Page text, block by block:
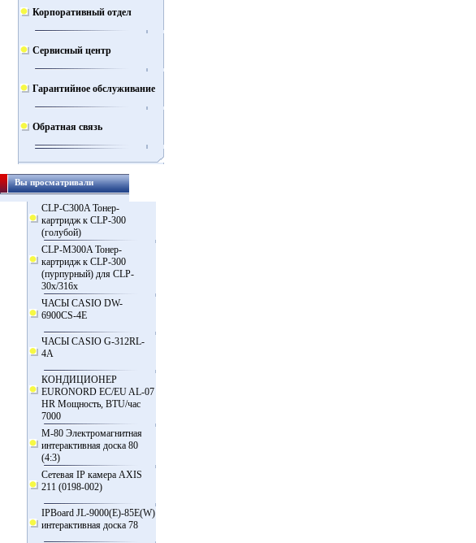
Корпоративный отдел
Сервисный центр
Гарантийное обслуживание
Обратная связь
Вы просматривали
CLP-C300A Тонер-
картридж к CLP-300
(голубой)
CLP-M300A Тонер-
картридж к CLP-300
(пурпурный) для CLP-
30x/316x
ЧАСЫ CASIO DW-
6900CS-4E
ЧАСЫ CASIO G-312RL-
4A
КОНДИЦИОНЕР
EURONORD EC/EU AL-07
HR Мощность, BTU/час
7000
M-80 Электромагнитная
интерактивная доска 80
(4:3)
Сетевая IP камера AXIS
211 (0198-002)
IPBoard JL-9000(E)-85Е(W)
интерактивная доска 78